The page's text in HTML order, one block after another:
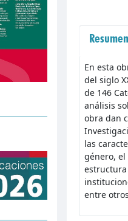
Resumen
En esta
del siglo
de 146
análisis
obra dan
las
género,
estructura
entre